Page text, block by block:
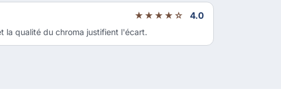
★★★★☆ 4.0
la qualité du chroma justifient l'écart.